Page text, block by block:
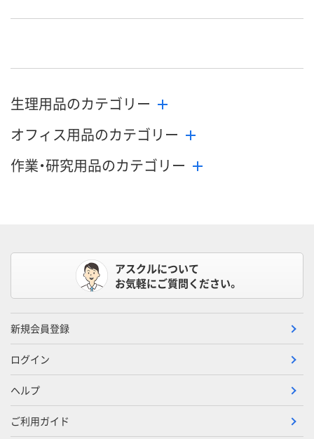
生理用品のカテゴリー
オフィス用品のカテゴリー
作業・研究用品のカテゴリー
アスクルについて
お気軽にご質問ください。
新規会員登録
ログイン
ヘルプ
ご利用ガイド